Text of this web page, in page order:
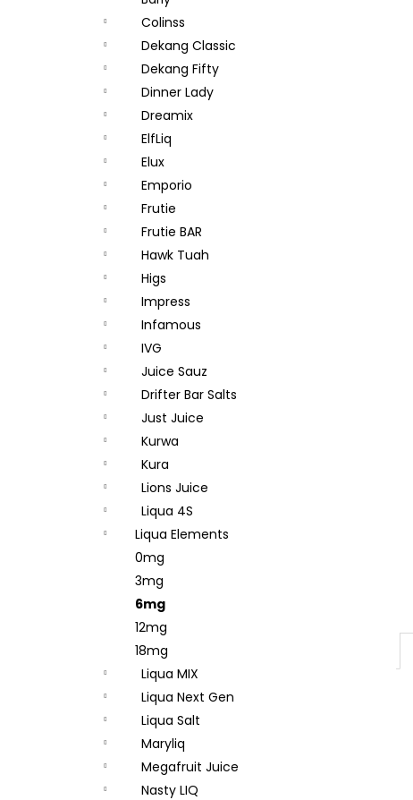
Colinss
Dekang Classic
Dekang Fifty
Dinner Lady
Dreamix
ElfLiq
Elux
Emporio
Frutie
Frutie BAR
Hawk Tuah
Higs
Impress
Infamous
IVG
Juice Sauz
Drifter Bar Salts
Just Juice
Kurwa
Kura
Lions Juice
Liqua 4S
Liqua Elements
0mg
3mg
6mg
12mg
18mg
Liqua MIX
Liqua Next Gen
Liqua Salt
Maryliq
Megafruit Juice
Nasty LIQ
DEKANG DESERT SHIP 10ML 18MG
155 Kč
Původně:195 Kč